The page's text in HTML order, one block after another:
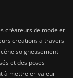
créateurs de mode et
créations à travers
soigneusement
et des poses
à mettre en valeur